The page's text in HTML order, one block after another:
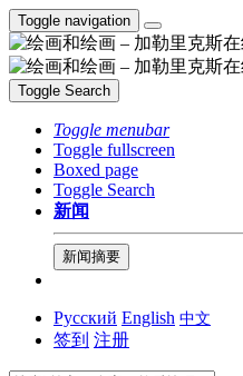
Toggle navigation
Toggle Search
Toggle menubar
Toggle fullscreen
Boxed page
Toggle Search
新闻
新闻摘要
Русский English 中文
签到 注册